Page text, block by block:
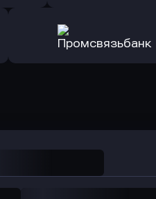
в Локо-Банк